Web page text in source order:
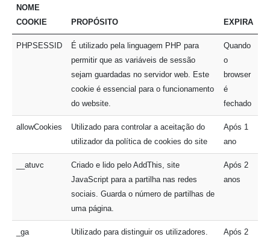
NOME
COOKIE
PROPÓSITO EXPIRA
PHPSESSID
É utilizado pela linguagem PHP para
permitir que as variáveis de sessão
sejam guardadas no servidor web. Este
cookie é essencial para o funcionamento
do website.
Quando
o
browser
é
fechado
allowCookies
Utilizado para controlar a aceitação do
utilizador da política de cookies do site
Após 1
ano
__atuvc
Criado e lido pelo AddThis, site
JavaScript para a partilha nas redes
sociais. Guarda o número de partilhas de
uma página.
Após 2
anos
_ga Utilizado para distinguir os utilizadores.
Após 2